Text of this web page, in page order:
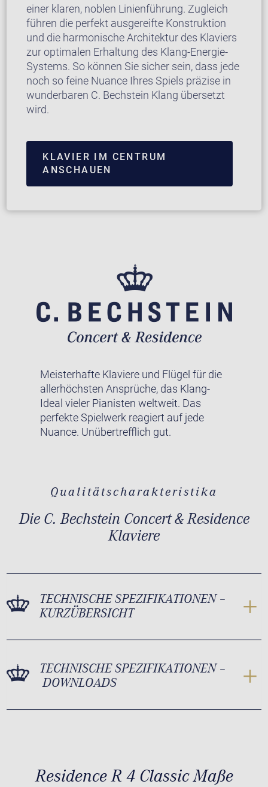
einer klaren, noblen Linienführung. Zugleich
führen die perfekt ausgereifte Konstruktion
und die harmonische Architektur des Klaviers
zur optimalen Erhaltung des Klang-Energie-
Systems. So können Sie sicher sein, dass jede
noch so feine Nuance Ihres Spiels präzise in
wunderbaren C. Bechstein Klang übersetzt
wird.
KLAVIER IM CENTRUM
ANSCHAUEN
Meisterhafte Klaviere und Flügel für die
allerhöchsten Ansprüche, das Klang-
Ideal vieler Pianisten weltweit. Das
perfekte Spielwerk reagiert auf jede
Nuance. Unübertrefflich gut.
Qualitätscharakteristika
Die C. Bechstein Concert & Residence
Klaviere
TECHNISCHE SPEZIFIKATIONEN –
KURZÜBERSICHT
TECHNISCHE SPEZIFIKATIONEN –
DOWNLOADS
Residence R 4 Classic Maße